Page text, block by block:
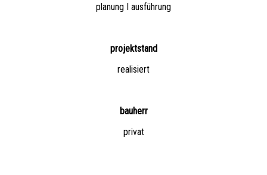
planung I ausführung
projektstand
realisiert
bauherr
privat